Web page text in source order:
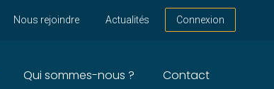
Nous rejoindre Actualités Connexion
Qui sommes-nous ? Contact